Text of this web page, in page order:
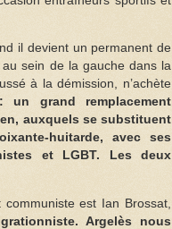
il devient un permanent de
sein de la gauche dans la
à la démission, n’achète
un grand remplacement
auxquels se substituent
huitarde, avec ses
et LGBT. Les deux
est Ian Brossat,
Argelès nous